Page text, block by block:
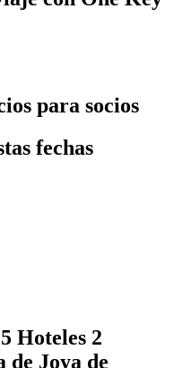
para socios
fechas
Hoteles 2
de Joya de